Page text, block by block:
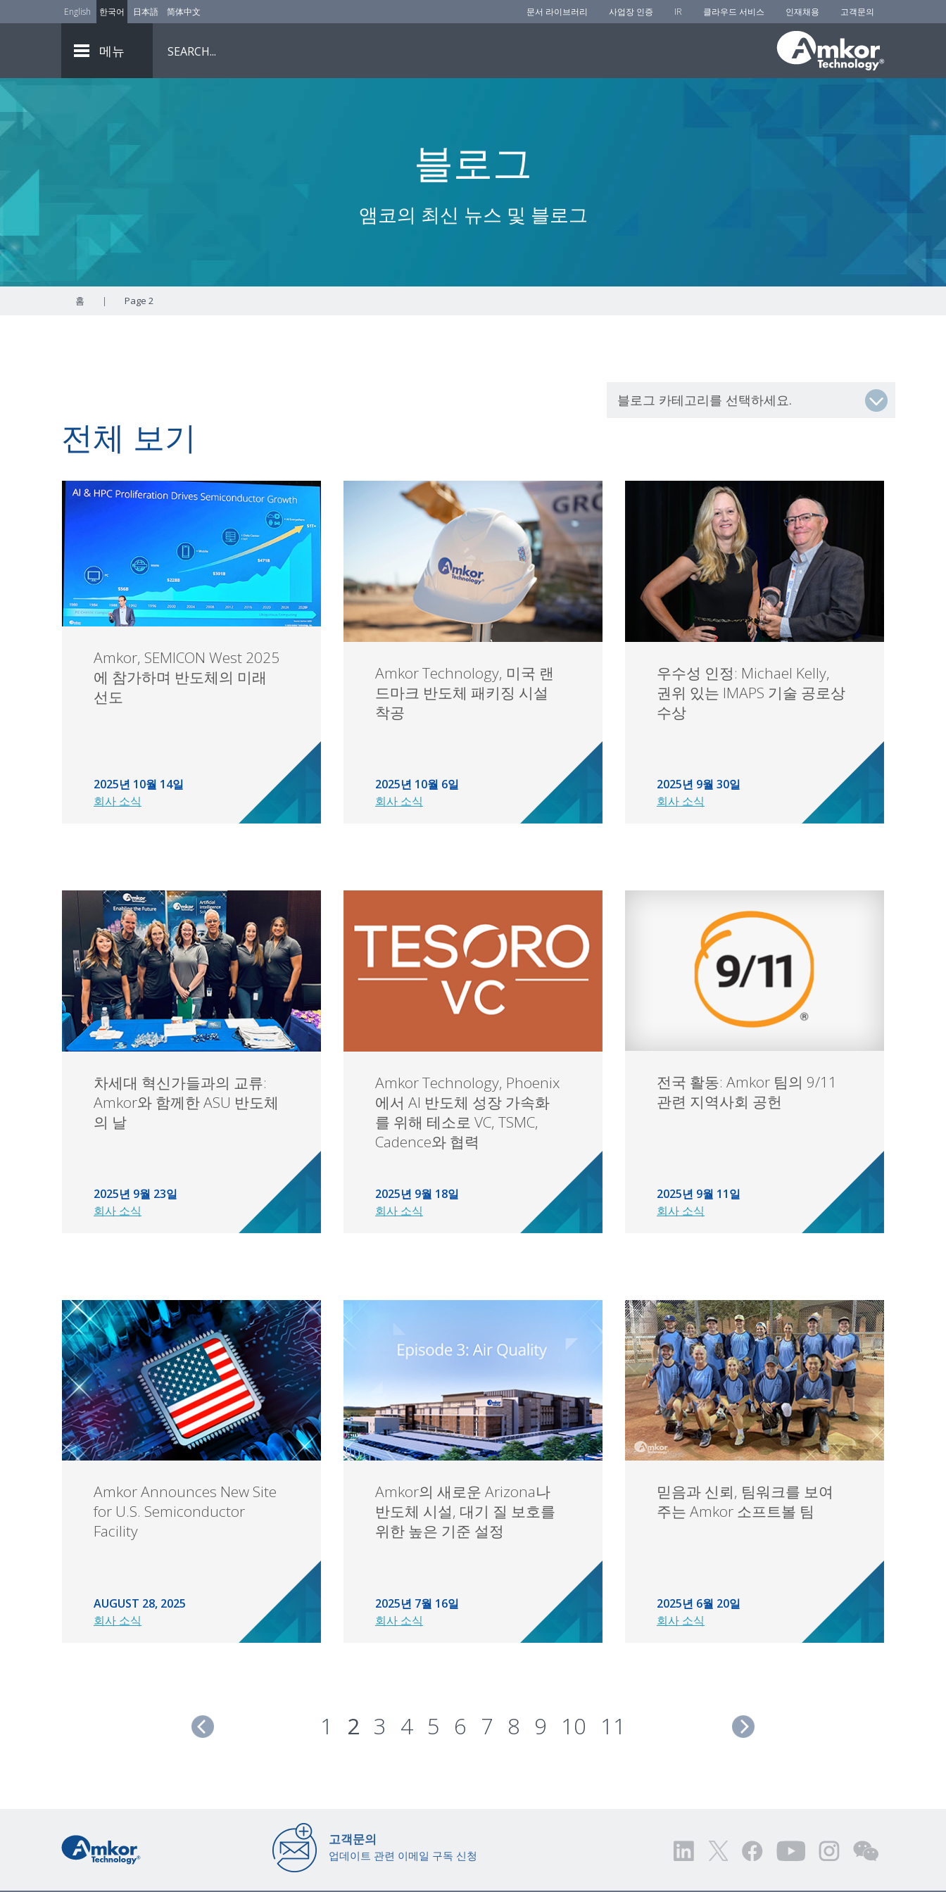
English 한국어 日本語 简体中文 문서 라이브러리 사업장 인증 IR 클라우드 서비스 인재채용 고객문의
메뉴
블로그
앰코의 최신 뉴스 및 블로그
홈 | Page 2
전체 보기
Amkor, SEMICON West 2025
에 참가하며 반도체의 미래
선도
2025년 10월 14일
회사 소식
Amkor Technology, 미국 랜
드마크 반도체 패키징 시설
착공
2025년 10월 6일
회사 소식
우수성 인정: Michael Kelly,
권위 있는 IMAPS 기술 공로상
수상
2025년 9월 30일
회사 소식
차세대 혁신가들과의 교류:
Amkor와 함께한 ASU 반도체
의 날
2025년 9월 23일
회사 소식
Amkor Technology, Phoenix
에서 AI 반도체 성장 가속화
를 위해 테소로 VC, TSMC,
Cadence와 협력
2025년 9월 18일
회사 소식
전국 활동: Amkor 팀의 9/11
관련 지역사회 공헌
2025년 9월 11일
회사 소식
Amkor Announces New Site
for U.S. Semiconductor
Facility
AUGUST 28, 2025
회사 소식
Amkor의 새로운 Arizona나
반도체 시설, 대기 질 보호를
위한 높은 기준 설정
2025년 7월 16일
회사 소식
믿음과 신뢰, 팀워크를 보여
주는 Amkor 소프트볼 팀
2025년 6월 20일
회사 소식
1 2 3 4 5 6 7 8 9 10 11
고객문의
업데이트 관련 이메일 구독 신청